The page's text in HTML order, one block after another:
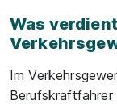
Was
Im
Berufskraftfahrer